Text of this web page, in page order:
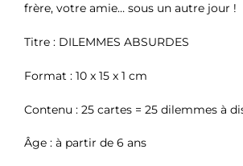
frère, votre amie… sous un autre jour !
Titre : DILEMMES ABSURDES
Format : 10 x 15 x 1 cm
Contenu : 25 cartes = 25 dilemmes à
Âge : à partir de 6 ans